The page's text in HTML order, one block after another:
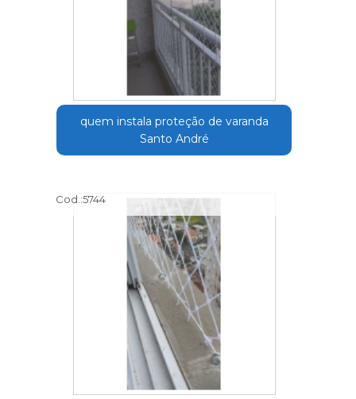
quem instala proteção de varanda
Santo André
Cod.:5744